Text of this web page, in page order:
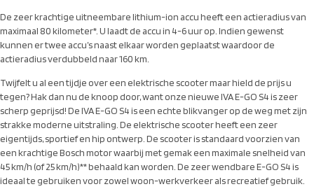
De zeer krachtige uitneembare lithium-ion accu heeft een actieradius van
maximaal 80 kilometer*. U laadt de accu in 4-6 uur op. Indien gewenst
kunnen er twee accu’s naast elkaar worden geplaatst waardoor de
actieradius verdubbeld naar 160 km.
Twijfelt u al een tijdje over een elektrische scooter maar hield de prijs u
tegen? Hak dan nu de knoop door, want onze nieuwe IVA E-GO S4 is zeer
scherp geprijsd! De IVA E-GO S4 is een echte blikvanger op de weg met zijn
strakke moderne uitstraling. De elektrische scooter heeft een zeer
eigentijds, sportief en hip ontwerp. De scooter is standaard voorzien van
een krachtige Bosch motor waarbij met gemak een maximale snelheid van
45 km/h (of 25 km/h)** behaald kan worden. De zeer wendbare E-GO S4 is
ideaal te gebruiken voor zowel woon-werkverkeer als recreatief gebruik.